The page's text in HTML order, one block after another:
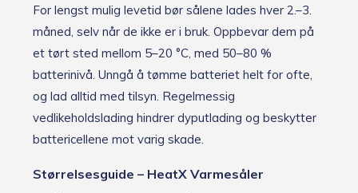
For lengst mulig levetid bør sålene lades hver 2.–3.
måned, selv når de ikke er i bruk. Oppbevar dem på
et tørt sted mellom 5–20 °C, med 50–80 %
batterinivå. Unngå å tømme batteriet helt for ofte,
og lad alltid med tilsyn. Regelmessig
vedlikeholdslading hindrer dyputlading og beskytter
battericellene mot varig skade.
Størrelsesguide – HeatX Varmesåler